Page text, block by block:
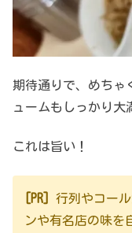
期待通りで、めちゃ
ュームもしっかり大
これは旨い！
[PR]
行列やコー
ンや有名店の味を